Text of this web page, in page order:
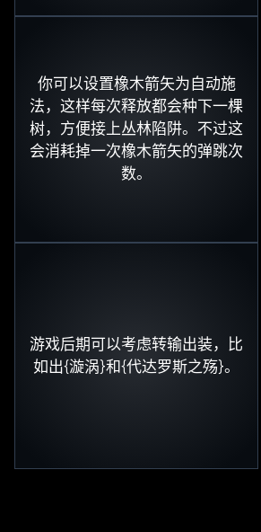
你可以设置橡木箭矢为自动施
法，这样每次释放都会种下一棵
树，方便接上丛林陷阱。不过这
会消耗掉一次橡木箭矢的弹跳次
数。
游戏后期可以考虑转输出装，比
如出{漩涡}和{代达罗斯之殇}。